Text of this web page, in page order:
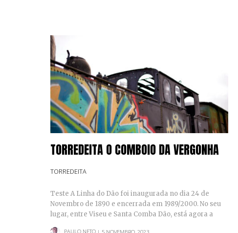
TORREDEITA O COMBOIO DA VERGONHA
TORREDEITA
Teste A Linha do Dão foi inaugurada no dia 24 de
Novembro de 1890 e encerrada em 1989/2000. No seu
lugar, entre Viseu e Santa Comba Dão, está agora a
PAULO NETO| 5 NOVEMBRO, 2023